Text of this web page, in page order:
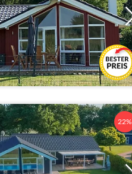
22%